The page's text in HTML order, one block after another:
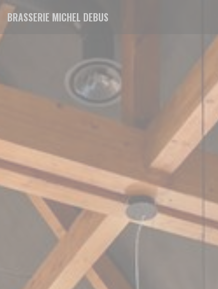
Personalizing your cookie choices
BRASSERIE MICHEL DEBUS